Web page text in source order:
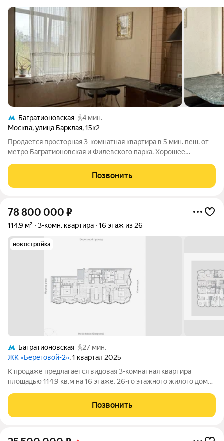
Багратионовская
4 мин.
Москва,улица Барклая,15к2
Продается просторная 3-комнатная квартира в 5 мин. пеш. от
метро Багратионовская и Филевского парка. Хорошее
доска, импортная сантехника, балкон застеклен. Классическая
грамотная планировка:
Позвонить
78 800 000 ₽
114,9 м² 3-комн. квартира 16 этаж из 26
новостройка
Багратионовская
27 мин.
ЖК «Береговой-2», 1 квартал 2025
К продаже предлагается видовая 3-комнатная квартира
площадью 114,9 кв.м на 16 этаже, 26-го этажного жилого домка
класса «Береговой 2» (.ЗАО, район Филевский парк) .
Собственник: юр. лицо. ЖК
Позвонить